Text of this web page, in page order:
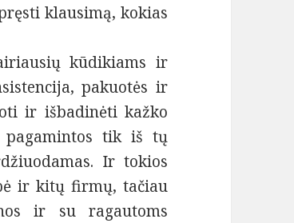
klausimą, kokias
kūdikiams ir
pakuotės ir
ir išbadinėti kažko
pagamintos tik iš tų
Ir tokios
ir kitų firmų, tačiau
ir su ragautoms